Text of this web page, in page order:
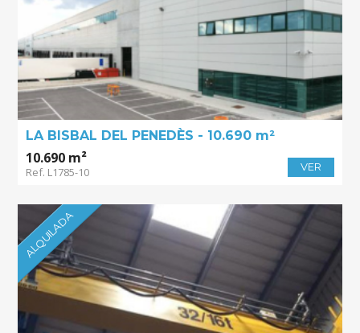
LA BISBAL DEL PENEDÈS - 10.690 m²
10.690 m²
Ref. L1785-10 VER
ALQUILADA